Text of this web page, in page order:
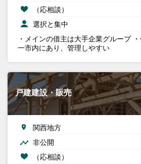
（応相談）
選択と集中
・メインの借主は大手企業グループ
一市内にあり、管理しやすい
戸建建設・販売
関西地方
非公開
（応相談）